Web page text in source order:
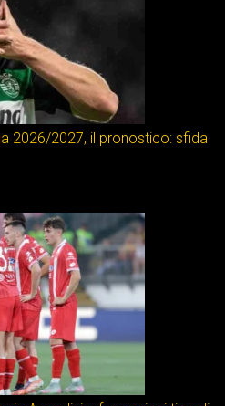
2026/2027, il pronostico: sfida